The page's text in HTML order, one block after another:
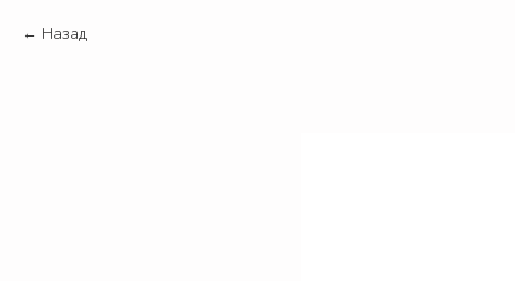
Назад